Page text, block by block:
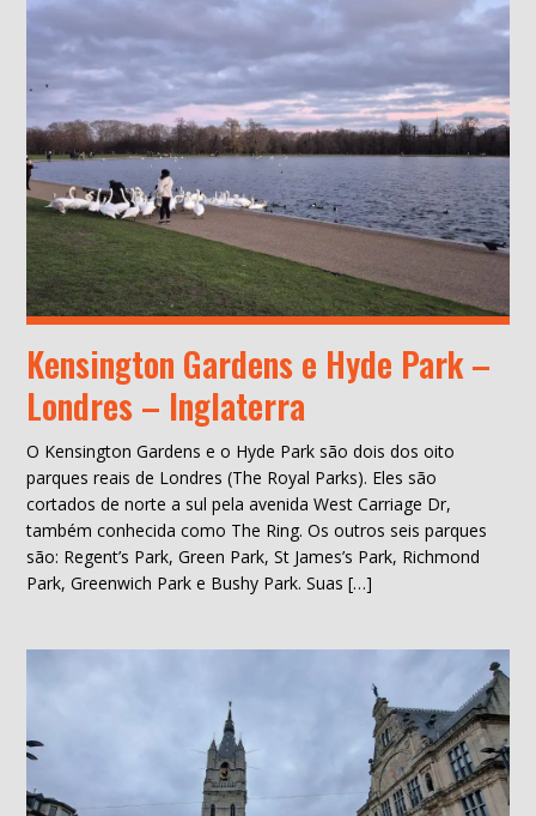
Kensington Gardens e Hyde Park –
Londres – Inglaterra
O Kensington Gardens e o Hyde Park são dois dos oito
parques reais de Londres (The Royal Parks). Eles são
cortados de norte a sul pela avenida West Carriage Dr,
também conhecida como The Ring. Os outros seis parques
são: Regent’s Park, Green Park, St James’s Park, Richmond
Park, Greenwich Park e Bushy Park. Suas […]